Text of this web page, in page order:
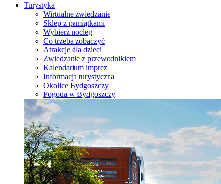
Turystyka
Wirtualne zwiedzanie
Sklep z pamiątkami
Wybierz nocleg
Co trzeba zobaczyć
Atrakcje dla dzieci
Zwiedzanie z przewodnikiem
Kalendarium imprez
Informacja turystyczna
Okolice Bydgoszczy
Pogoda w Bydgoszczy